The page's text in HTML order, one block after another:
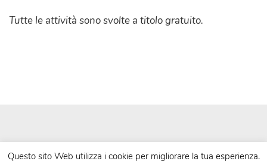
Tutte le attività sono svolte a titolo gratuito.
Questo sito Web utilizza i cookie per migliorare la tua esperienza.